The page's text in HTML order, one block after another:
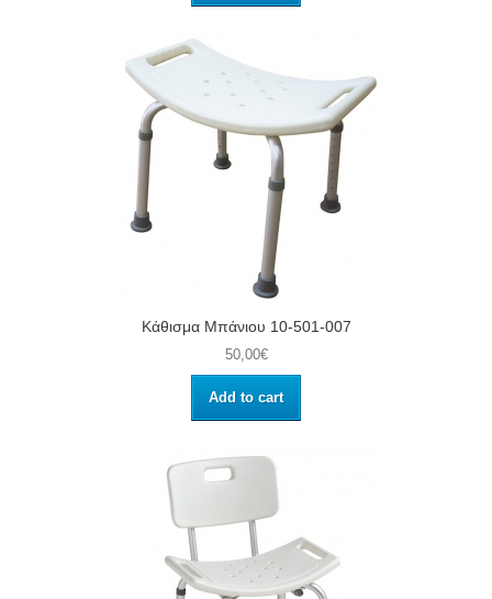
Κάθισμα Μπάνιου 10-501-007
50,00€
Add to cart